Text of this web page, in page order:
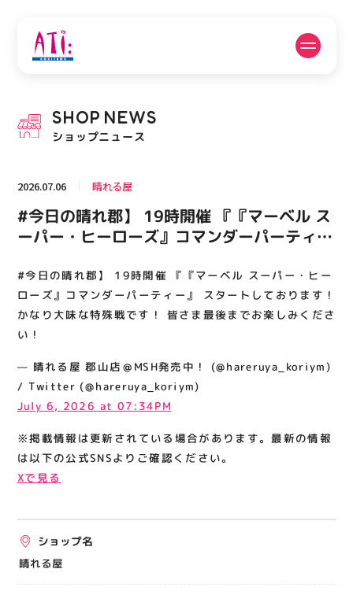
PICK UP NEWS
ピックアップニュース
フロアガイド 営業時間
ACCESS
アクセス・駐車場
RECRUIT
スタッフ募集
関連情報
お知らせ
プライバシーポリシー
サイトポリシー
出店をご検討の方へ
テナント出店募集
SHOP NEWS
ショップニュース
2026.07.06 晴れる屋
#今日の晴れ郡】 19時開催 『『マーベル ス
ーパー・ヒーローズ』コマンダーパーティ
特殊戦です！ 皆さま最後までお楽しみくだ
さい！
#今日の晴れ郡】 19時開催 『『マーベル スーパー・ヒー
ローズ』コマンダーパーティー』 スタートしております！
かなり大味な特殊戦です！ 皆さま最後までお楽しみくださ
い！
— 晴れる屋 郡山店＠MSH発売中！ (@hareruya_koriym)
/ Twitter (@hareruya_koriym)
July 6, 2026 at 07:34PM
※掲載情報は更新されている場合があります。最新の情報
は以下の公式SNSよりご確認ください。
Xで見る
ショップ名
晴れる屋